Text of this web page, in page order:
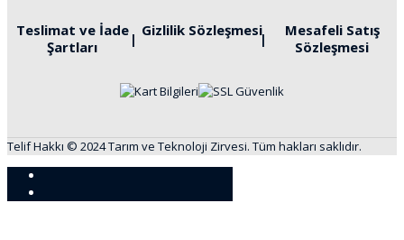
Teslimat ve İade
Şartları
Gizlilik Sözleşmesi
Mesafeli Satış
Sözleşmesi
Telif Hakkı © 2024 Tarım ve Teknoloji Zirvesi. Tüm hakları saklıdır.